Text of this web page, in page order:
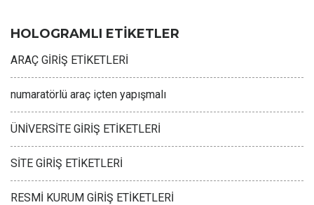
HOLOGRAMLI ETİKETLER
ARAÇ GİRİŞ ETİKETLERİ
numaratörlü araç içten yapışmalı
ÜNİVERSİTE GİRİŞ ETİKETLERİ
SİTE GİRİŞ ETİKETLERİ
RESMİ KURUM GİRİŞ ETİKETLERİ